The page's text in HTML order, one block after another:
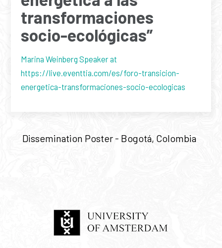
transformaciones
socio-ecológicas”
Marina Weinberg Speaker at
https://live.eventtia.com/es/foro-transicion-
energetica-transformaciones-socio-ecologicas
Dissemination Poster - Bogotá, Colombia